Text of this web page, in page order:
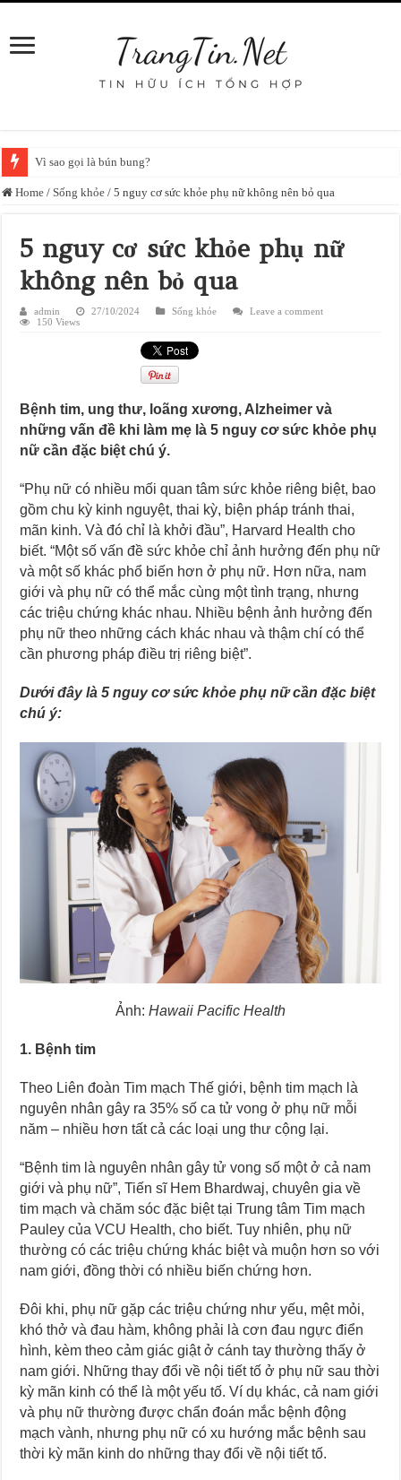
Vì sao gọi là bún bung?
Home / Sống khỏe / 5 nguy cơ sức khỏe phụ nữ không nên bỏ qua
5 nguy cơ sức khỏe phụ nữ
không nên bỏ qua
admin 27/10/2024 Sống khỏe
Leave a comment
150 Views
Bệnh tim, ung thư, loãng xương, Alzheimer và
những vấn đề khi làm mẹ là 5 nguy cơ sức khỏe phụ
nữ cần đặc biệt chú ý.
“Phụ nữ có nhiều mối quan tâm sức khỏe riêng biệt, bao
gồm chu kỳ kinh nguyệt, thai kỳ, biện pháp tránh thai,
mãn kinh. Và đó chỉ là khởi đầu”, Harvard Health cho
biết. “Một số vấn đề sức khỏe chỉ ảnh hưởng đến phụ nữ
và một số khác phổ biến hơn ở phụ nữ. Hơn nữa, nam
giới và phụ nữ có thể mắc cùng một tình trạng, nhưng
các triệu chứng khác nhau. Nhiều bệnh ảnh hưởng đến
phụ nữ theo những cách khác nhau và thậm chí có thể
cần phương pháp điều trị riêng biệt”.
Dưới đây là 5 nguy cơ sức khỏe phụ nữ cần đặc biệt
chú ý:
Ảnh: Hawaii Pacific Health
1. Bệnh tim
Theo Liên đoàn Tim mạch Thế giới, bệnh tim mạch là
nguyên nhân gây ra 35% số ca tử vong ở phụ nữ mỗi
năm – nhiều hơn tất cả các loại ung thư cộng lại.
“Bệnh tim là nguyên nhân gây tử vong số một ở cả nam
giới và phụ nữ”, Tiến sĩ Hem Bhardwaj, chuyên gia về
tim mạch và chăm sóc đặc biệt tại Trung tâm Tim mạch
Pauley của VCU Health, cho biết. Tuy nhiên, phụ nữ
thường có các triệu chứng khác biệt và muộn hơn so với
nam giới, đồng thời có nhiều biến chứng hơn.
Đôi khi, phụ nữ gặp các triệu chứng như yếu, mệt mỏi,
khó thở và đau hàm, không phải là cơn đau ngực điển
hình, kèm theo cảm giác giật ở cánh tay thường thấy ở
nam giới. Những thay đổi về nội tiết tố ở phụ nữ sau thời
kỳ mãn kinh có thể là một yếu tố. Ví dụ khác, cả nam giới
và phụ nữ thường được chẩn đoán mắc bệnh động
mạch vành, nhưng phụ nữ có xu hướng mắc bệnh sau
thời kỳ mãn kinh do những thay đổi về nội tiết tố.